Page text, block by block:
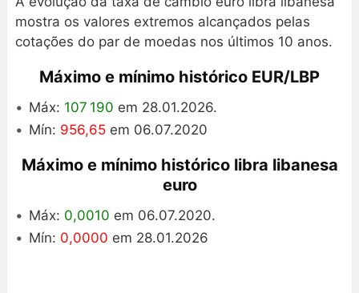
mostra os valores extremos alcançados pelas
cotações do par de moedas nos últimos 10 anos.
Máximo e mínimo histórico EUR/LBP
Máx: 107 190 em 28.01.2026.
Mín: 956,65em 06.07.2020
Máximo e mínimo histórico libra libanesa
euro
Máx: 0,0010 em 06.07.2020.
Mín: 0,0000 em 28.01.2026